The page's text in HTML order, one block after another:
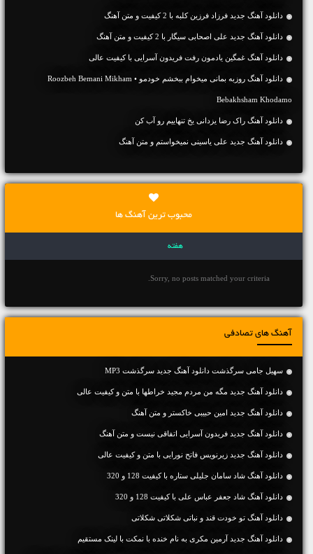
دانلود آهنگ جديد فرزاد فرزین کلبه با 2 کیفیت و متن آهنگ
دانلود آهنگ جديد علی اصحابی سیگار با 2 کیفیت و متن آهنگ
دانلود آهنگ غمگین یادمون رفت فریدون آسرایی با کیفیت عالی
دانلود آهنگ روزبه بمانی میخوام ببخشم خودمو • Roozbeh Bemani Mikham
Bebakhsham Khodamo
دانلود آهنگ راک رضا یزدانی یخ تنهاییم رو آب کن
دانلود آهنگ جديد علی یاسینی نمیخواستم و متن آهنگ
محبوب ترین آهنگ ها
هفته
Sorry, no posts matched your criteria.
آهنگ های تصادفی
سهیل جامی سرگذشت دانلود آهنگ جدید سرگذشت MP3
دانلود آهنگ جديد مگه من مردم مجید خراطها با متن و کیفیت عالی
دانلود آهنگ جديد امین حبیبی خاکستر و متن آهنگ
دانلود آهنگ جديد فریدون آسرایی اتفاقی نیست و متن آهنگ
دانلود آهنگ جديد زیرنویس فاتح نورایی با متن و کیفیت عالی
دانلود آهنگ شاد سامان جلیلی ستاره با کیفیت 128 و 320
دانلود آهنگ شاد جعفر عباس علی با کیفیت 128 و 320
دانلود آهنگ تو خودت قند و نباتی شکلاتی شکلاتی
دانلود آهنگ جديد آرمین مکری به نام خنده با نمکت با لینک مستقیم